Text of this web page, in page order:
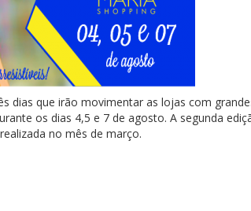
dias que irão movimentar as lojas com
os dias 4,5 e 7 de agosto. A segunda
no mês de março.